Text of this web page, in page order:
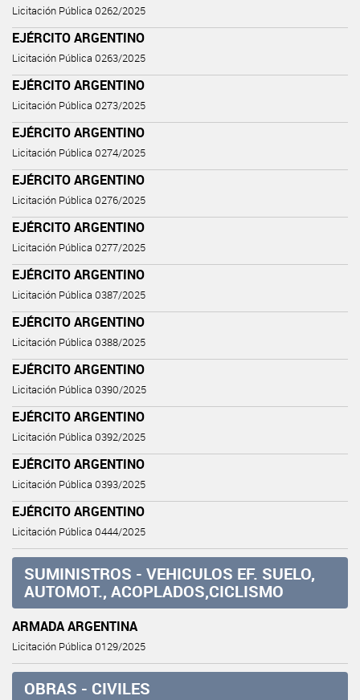
Licitación Pública 0262/2025
EJÉRCITO ARGENTINO
Licitación Pública 0263/2025
EJÉRCITO ARGENTINO
Licitación Pública 0273/2025
EJÉRCITO ARGENTINO
Licitación Pública 0274/2025
EJÉRCITO ARGENTINO
Licitación Pública 0276/2025
EJÉRCITO ARGENTINO
Licitación Pública 0277/2025
EJÉRCITO ARGENTINO
Licitación Pública 0387/2025
EJÉRCITO ARGENTINO
Licitación Pública 0388/2025
EJÉRCITO ARGENTINO
Licitación Pública 0390/2025
EJÉRCITO ARGENTINO
Licitación Pública 0392/2025
EJÉRCITO ARGENTINO
Licitación Pública 0393/2025
EJÉRCITO ARGENTINO
Licitación Pública 0444/2025
SUMINISTROS - VEHICULOS EF. SUELO,
AUTOMOT., ACOPLADOS,CICLISMO
ARMADA ARGENTINA
Licitación Pública 0129/2025
OBRAS - CIVILES